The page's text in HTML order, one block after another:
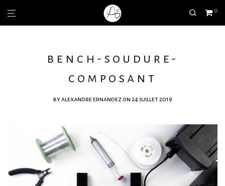
0
bench-soudure-
composant
byalexandre ernandez on 24 juillet 2019